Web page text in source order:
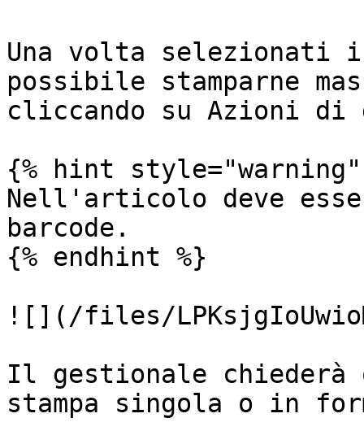
Una volta selezionati
possibile stamparne
cliccando su Azioni di
{% hint style="warning"
Nell'articolo deve
barcode.
{% endhint %}
![](/files/
Il gestionale chiederà
stampa singola o in